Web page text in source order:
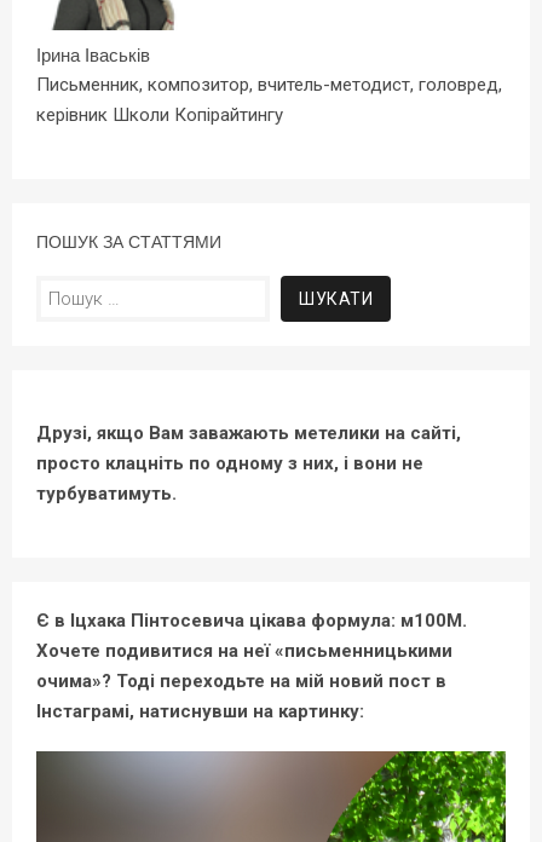
Ірина Іваськів
Письменник, композитор, вчитель-методист, головред,
керівник Школи Копірайтингу
ПОШУК ЗА СТАТТЯМИ
Пошук:
Друзі, якщо Вам заважають метелики на сайті,
просто клацніть по одному з них, і вони не
турбуватимуть.
Є в Іцхака Пінтосевича цікава формула: м100М.
Хочете подивитися на неї «письменницькими
очима»? Тоді переходьте на мій новий пост в
Інстаграмі, натиснувши на картинку: